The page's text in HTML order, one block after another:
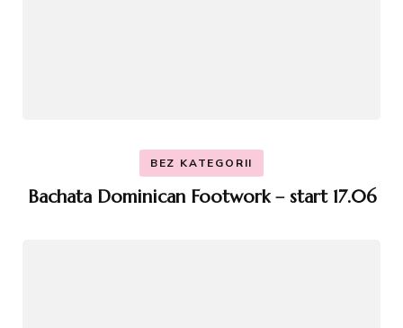
BEZ KATEGORII
Bachata Dominican Footwork – start 17.06